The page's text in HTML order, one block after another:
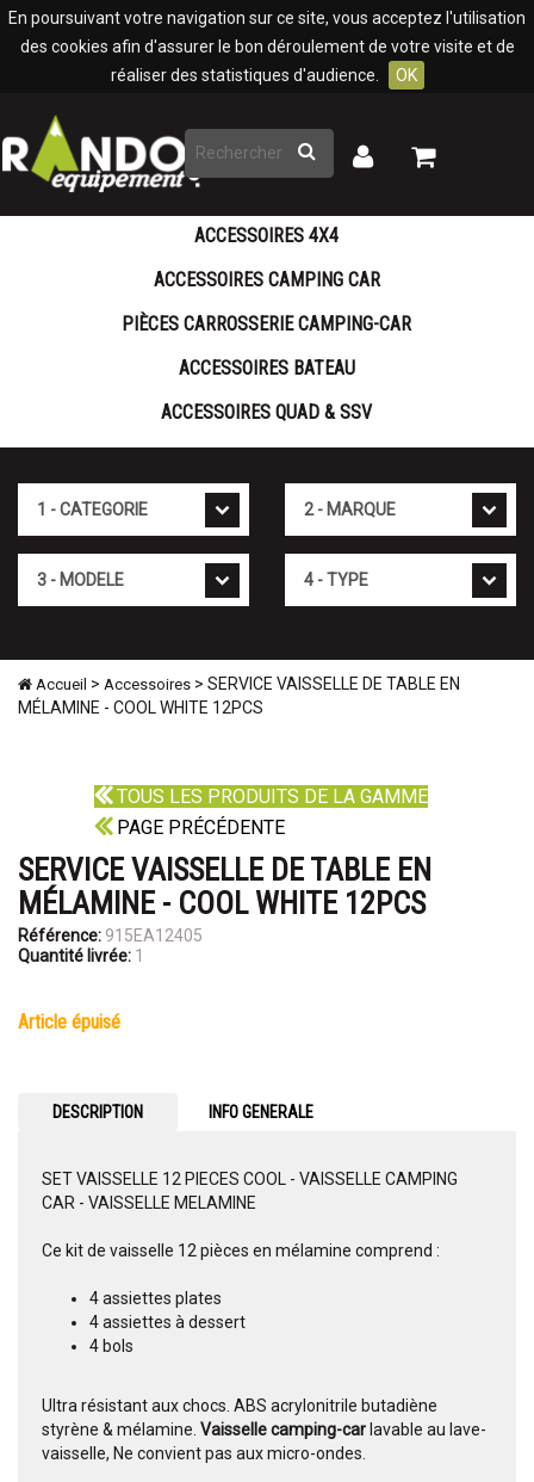
En poursuivant votre navigation sur ce site, vous acceptez l'utilisation
des cookies afin d'assurer le bon déroulement de votre visite et de
réaliser des statistiques d'audience.
OK
Rechercher
Mon
Mon
ACCESSOIRES 4X4
ACCESSOIRES CAMPING CAR
PIÈCES CARROSSERIE CAMPING-CAR
ACCESSOIRES BATEAU
ACCESSOIRES QUAD & SSV
Accueil > Accessoires > SERVICE VAISSELLE DE TABLE EN
MÉLAMINE - COOL WHITE 12PCS
TOUS LES PRODUITS DE LA GAMME
PAGE PRÉCÉDENTE
SERVICE VAISSELLE DE TABLE EN
MÉLAMINE - COOL WHITE 12PCS
Référence: 915EA12405
Quantité livrée: 1
article épuisé
DESCRIPTION INFO GENERALE
SET VAISSELLE 12 PIECES COOL - VAISSELLE CAMPING
CAR - VAISSELLE MELAMINE
Ce kit de vaisselle 12 pièces en mélamine comprend :
4 assiettes plates
4 assiettes à dessert
4 bols
Ultra résistant aux chocs. ABS acrylonitrile butadiène
styrène & mélamine. Vaisselle camping-car lavable au lave-
vaisselle, Ne convient pas aux micro-ondes.
Panneau de gestion des cookies